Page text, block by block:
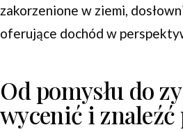
zakorzenione w ziemi,
oferujące dochód w
Od pomysłu do
wycenić i